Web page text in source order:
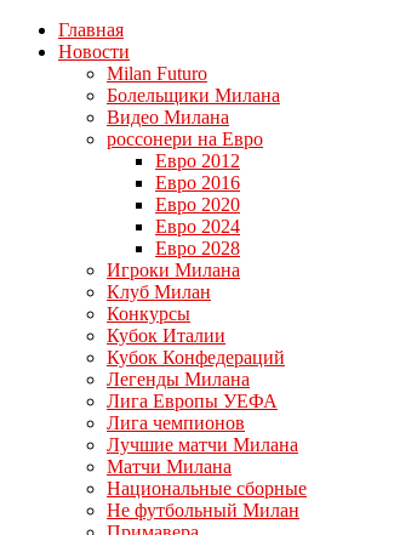
Главная
Новости
Milan Futuro
Болельщики Милана
Видео Милана
россонери на Евро
Евро 2012
Евро 2016
Евро 2020
Евро 2024
Евро 2028
Игроки Милана
Клуб Милан
Конкурсы
Кубок Италии
Кубок Конфедераций
Легенды Милана
Лига Европы УЕФА
Лига чемпионов
Лучшие матчи Милана
Матчи Милана
Национальные сборные
Не футбольный Милан